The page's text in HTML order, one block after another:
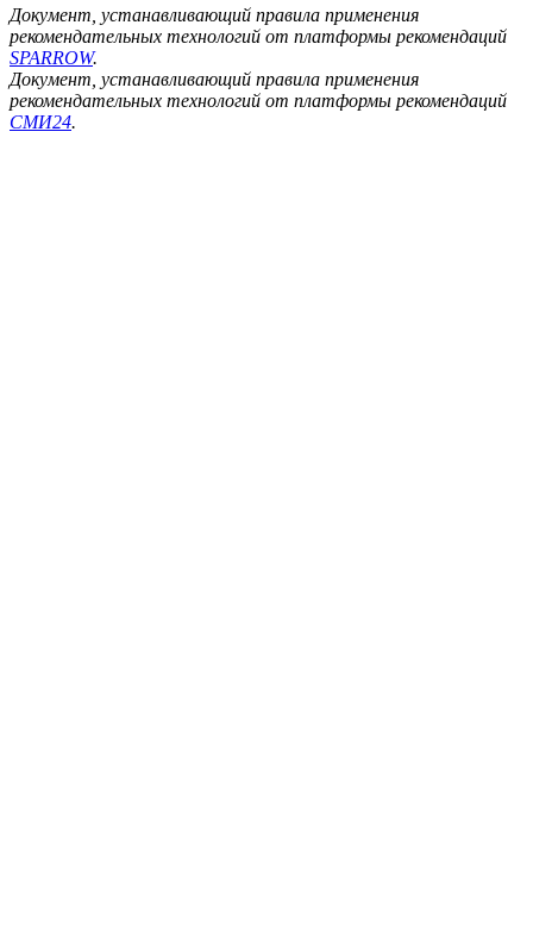
Документ, устанавливающий правила применения
рекомендательных технологий от платформы рекомендаций
SPARROW.
Документ, устанавливающий правила применения
рекомендательных технологий от платформы рекомендаций
СМИ24.